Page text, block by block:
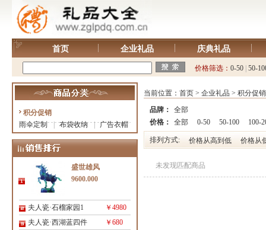
首页 企业礼品 庆典礼品
价格筛选： 0-50 50-
积分促销
雨伞定制
布袋收纳 | 广告衣帽
盛世雄风
9600.000
夫人瓷·石榴家园1
￥4980
夫人瓷·西湖蓝四件
￥680
当前位置： 首页 > 企业礼品 > 积分促销
品牌：
全部
价格：
全部 0-50 50-100 100-
排列方式: 价格从高到低 价格从
未发现匹配商品